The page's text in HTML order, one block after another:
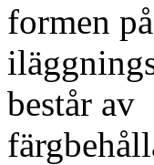
formen
består av